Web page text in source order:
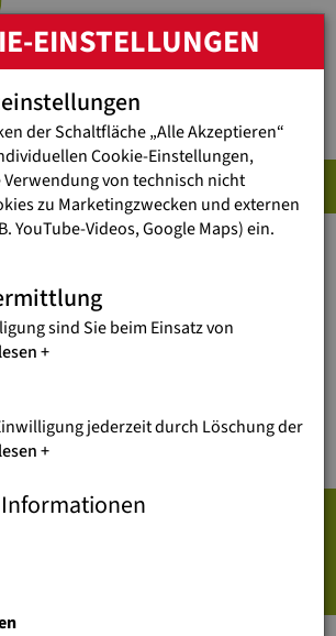
VON JUGEND EINE
/
(MULTILINGUAL)
EINSTELLUNGEN
der Schaltfläche „Alle Akzeptieren“
Cookie-Einstellungen,
von technisch nicht
zu Marketingzwecken und externen
YouTube-Videos, Google Maps) ein.
sind Sie beim Einsatz von
jederzeit durch Löschung der